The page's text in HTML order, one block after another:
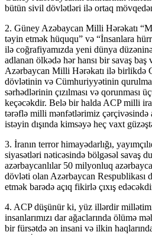
bütün sivil dövlətləri ilə ortaq
2. Güney Azəbaycan Milli Hərəkatı
təyin etmək hüququ” və “İnsanlara
ilə coğrafiyamızda yeni dünya düzəninə
adlanan ölkədə hər hansı bir savaş baş
Azərbaycan Milli Hərəkatı ilə birlikdə
dövlətinin və Cümhuriyyətinin
sərhədlərinin çızılması və qorunması
keçəcəkdir. Belə bir halda ACP milli
tərəflə milli mənfətlərimiz çərçivəsində
istəyin dışında kimsəyə heç vaxt
3. İranın terror himayədarlığı,
siyasətləri nəticəsində bölgəsəl savaş
azərbaycanlılar 50 milyonluq
dövləti olan Azərbaycan Respublikası
etmək barədə açıq fikirlə çıxış
4. ACP düşünür ki, yüz illərdir
insanlarımızı dar ağaclarında ölümə
bir fürsətdə ən insani və ilkin